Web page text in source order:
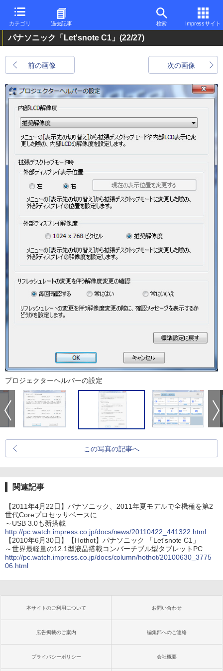
カテゴリ 過去記事 検索 Impressサイト
パナソニック「Let'snote C1」 (22/27)
前の画像 次の画像
プロジェクターヘルパーの設定
この写真の記事へ
関連記事
【2011年4月22日】パナソニック、2011年夏モデルで全機種を第2
世代Coreプロセッサベースに
～USB 3.0も新搭載
http://pc.watch.impress.co.jp/docs/news/20110422_441322.html
【2010年6月30日】【Hothot】パナソニック 「Let'snote C1」
～世界最軽量の12.1型液晶搭載コンバーチブル型タブレットPC
http://pc.watch.impress.co.jp/docs/column/hothot/20100630_3775
06.html
本サイトのご利用について お問い合わせ
広告掲載のご案内 編集部へのご連絡
プライバシーポリシー 会社概要